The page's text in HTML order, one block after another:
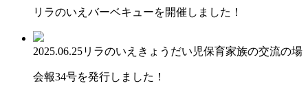
リラのいえバーベキューを開催しました！
2025.06.25リラのいえ きょうだい児保育家族の交流の場
会報34号を発行しました！